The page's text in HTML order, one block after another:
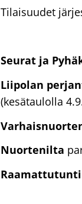
Tilaisuudet
Seurat ja
Liipolan
(kesätaulolla
Nuortenilta
Raamattutunti